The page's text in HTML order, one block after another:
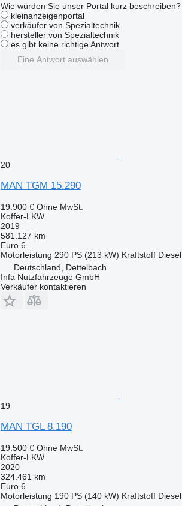
Wie würden Sie unser Portal kurz beschreiben?
kleinanzeigenportal
verkäufer von Spezialtechnik
hersteller von Spezialtechnik
es gibt keine richtige Antwort
Eine Antwort auswählen
20
MAN TGM 15.290
19.900 € Ohne MwSt.
Koffer-LKW
2019
581.127 km
Euro 6
Motorleistung 290 PS (213 kW) Kraftstoff Diesel
Deutschland, Dettelbach
Infa Nutzfahrzeuge GmbH
Verkäufer kontaktieren
19
MAN TGL 8.190
19.500 € Ohne MwSt.
Koffer-LKW
2020
324.461 km
Euro 6
Motorleistung 190 PS (140 kW) Kraftstoff Diesel